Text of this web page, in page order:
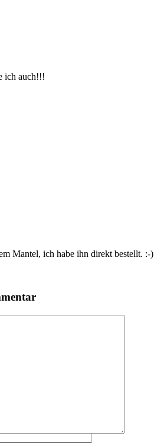
ich auch!!!
Mantel, ich habe ihn direkt bestellt. :-)